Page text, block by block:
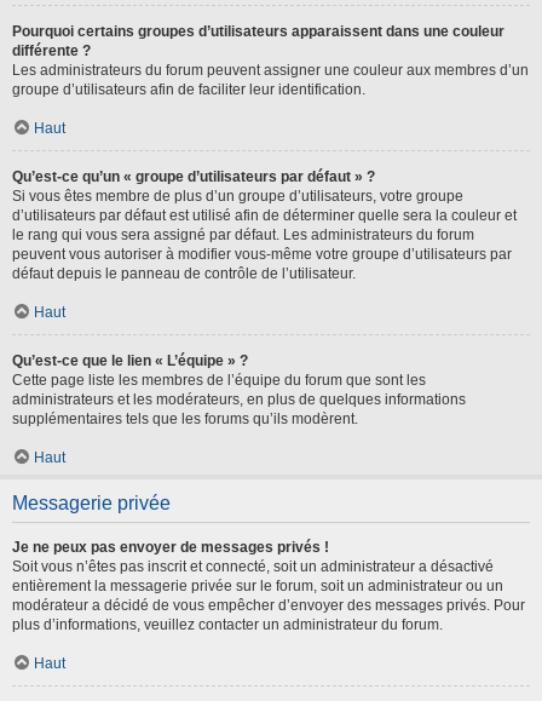
Pourquoi certains groupes d’utilisateurs apparaissent dans une couleur
différente ?
Les administrateurs du forum peuvent assigner une couleur aux membres d’un
groupe d’utilisateurs afin de faciliter leur identification.
Haut
Qu’est-ce qu’un « groupe d’utilisateurs par défaut » ?
Si vous êtes membre de plus d’un groupe d’utilisateurs, votre groupe
d’utilisateurs par défaut est utilisé afin de déterminer quelle sera la couleur et
le rang qui vous sera assigné par défaut. Les administrateurs du forum
peuvent vous autoriser à modifier vous-même votre groupe d’utilisateurs par
défaut depuis le panneau de contrôle de l’utilisateur.
Haut
Qu’est-ce que le lien « L’équipe » ?
Cette page liste les membres de l’équipe du forum que sont les
administrateurs et les modérateurs, en plus de quelques informations
supplémentaires tels que les forums qu’ils modèrent.
Haut
Messagerie privée
Je ne peux pas envoyer de messages privés !
Soit vous n’êtes pas inscrit et connecté, soit un administrateur a désactivé
entièrement la messagerie privée sur le forum, soit un administrateur ou un
modérateur a décidé de vous empêcher d’envoyer des messages privés. Pour
plus d’informations, veuillez contacter un administrateur du forum.
Haut